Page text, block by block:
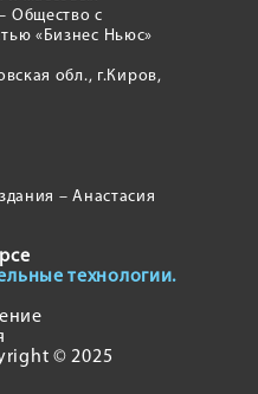
Общество с
«Бизнес Ньюс»
обл., г.Киров,
– Анастасия
технологии.
© 2025